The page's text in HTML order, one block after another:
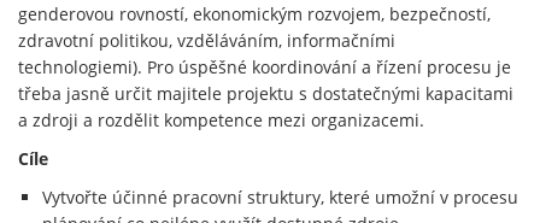
genderovou rovností, ekonomickým rozvojem, bezpečností,
zdravotní politikou, vzděláváním, informačními
technologiemi). Pro úspěšné koordinování a řízení procesu je
třeba jasně určit majitele projektu s dostatečnými kapacitami
a zdroji a rozdělit kompetence mezi organizacemi.
Cíle
Vytvořte účinné pracovní struktury, které umožní v procesu